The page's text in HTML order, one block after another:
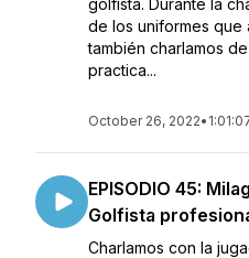
golfista. Durante la
de los uniformes que
también charlamos
practica...
October 26, 2022•
EPISODIO 45:
Golfista
Charlamos con la